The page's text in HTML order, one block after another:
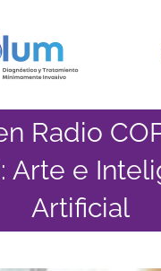
Radio
Arte e
Artificial